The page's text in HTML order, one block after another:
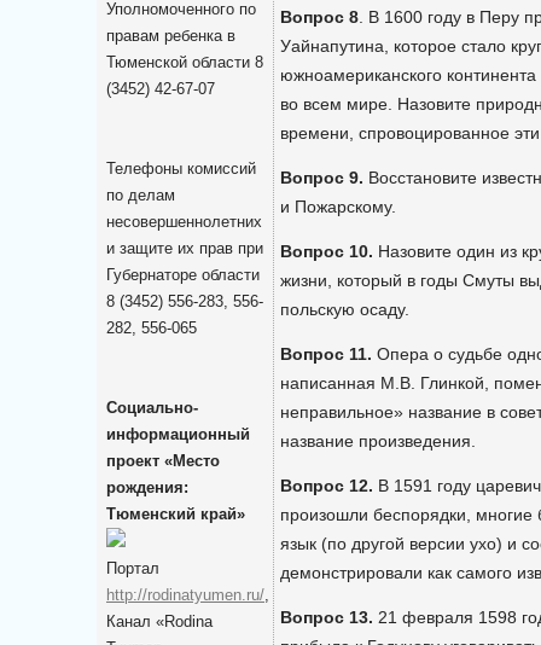
Уполномоченного по
правам ребенка в
Тюменской области 8
(3452) 42-67-07
Телефоны комиссий
по делам
несовершеннолетних
и защите их прав при
Губернаторе области
8 (3452) 556-283, 556-
282, 556-065
Социально-
информационный
проект «Место
рождения:
Тюменский край»
Портал
http://rodinatyumen.ru/,
Канал «Rodina
Вопрос 8 . В 1600 году в Перу
Уайнапутина, которое стало
южноамериканского
во всем мире. Назовите
времени, спровоцированное
Вопрос 9. Восстановите
и Пожарскому.
Вопрос 10. Назовите один из
жизни, который в годы Смуты
польскую осаду.
Вопрос 11. Опера о судьбе
написанная М.В. Глинкой,
неправильное» название в
название произведения.
Вопрос 12. В 1591 году
произошли беспорядки, многие
язык (по другой версии ухо) и
демонстрировали как самого
Вопрос 13. 21 февраля 1598